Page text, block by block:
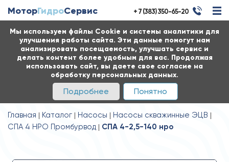
Мы используем файлы Cookie и системы аналитики для
улучшения работы сайта. Эти данные помогут нам
анализировать посещаемость, улучшать сервис и
делать контент более удобным для вас. Продолжая
использовать сайт, вы даете свое согласие на
обработку персональных данных.
Подробнее Понятно
МоторГидроСервис + 7 (383) 350-65-20
Главная Каталог Насосы
Насосы скважинные ЭЦВ
СПА 4 НРО Промбурвод
СПА 4-2,5-140 нро